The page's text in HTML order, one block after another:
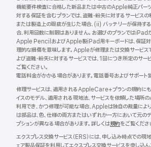
機能要件検査に合格した新品または中古のApple純正パーツ
対する保証を含むプランでは、盗難・紛失に対するサービス
または製造上の瑕疵が生じた場合、(ii) バッテリーが保持
合、利用回数に制限はありません。お選びのプランでは
Apple PencilおよびApple製iPad用キーボードは、保証対
理的な損傷を意味します。Appleが修理または交換サービ
よび盗難・紛失に対するサービスでは、1回につき所定のサ
ご覧ください。
電話料金がかかる場合があります。電話番号およびサポート
修理サービスは、適用されるAppleCare+プランの規約に
イスのモデル、適用される現地法、サービスを依頼した場所
利用でき、かつ修理が可能な場合、Appleは独自の裁量によ
は部品は、色、仕様の両方またはいずれか一方において元の
プションが異なる場合があります。詳しくは規約（新
ウ
をご覧くださ
エクスプレス交換サービス（ERS）には、申し込み時点での